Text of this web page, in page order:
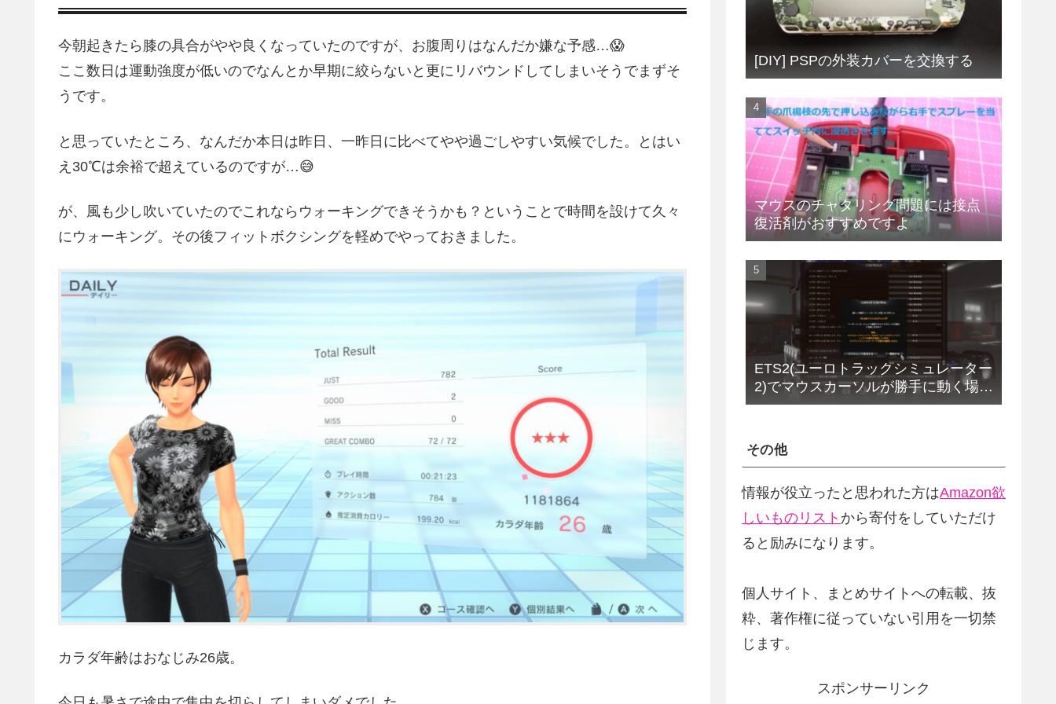
今朝起きたら膝の具合がやや良くなっていたのですが、お腹周りはなんだか嫌な予感…😱
ここ数日は運動強度が低いのでなんとか早期に絞らないと更にリバウンドしてしまいそうでまずそ
うです。
と思っていたところ、なんだか本日は昨日、一昨日に比べてやや過ごしやすい気候でした。とはい
え30℃は余裕で超えているのですが…😅
が、風も少し吹いていたのでこれならウォーキングできそうかも？ということで時間を設けて久々
にウォーキング。その後フィットボクシングを軽めでやっておきました。
カラダ年齢はおなじみ26歳。
[DIY] PSPの外装カバーを交換する
マウスのチャタリング問題には接点
復活剤がおすすめですよ
ETS2(ユーロトラックシミュレーター
2)でマウスカーソルが勝手に動く場合
の解決法(改定版)
その他
情報が役立ったと思われた方はAmazon欲
しいものリスト から寄付をしていただけ
ると励みになります。
個人サイト、まとめサイトへの転載、抜
粋、著作権に従っていない引用を一切禁
じます。
スポンサーリンク